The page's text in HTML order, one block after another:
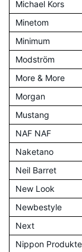
Michael Kors
Minetom
Minimum
Modström
More & More
Morgan
Mustang
NAF NAF
Naketano
Neil Barret
New Look
Newbestyle
Next
Nippon